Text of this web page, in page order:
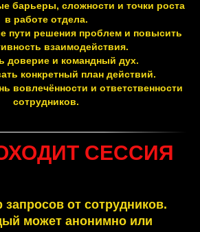
барьеры, сложности и точки роста
в работе отдела.
пути решения проблем и повысить
взаимодействия.
доверие и командный дух.
конкретный план действий.
вовлечённости и ответственности
сотрудников.
СЕССИЯ
запросов от сотрудников.
может анонимно или